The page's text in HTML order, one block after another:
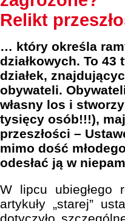
Relikt
… który określa
działkowych. To
działek,
obywateli.
własny los i
tysięcy osób!!!),
przeszłości –
mimo dość
odesłać ją w
W lipcu ubiegłego
artykuły „starej”